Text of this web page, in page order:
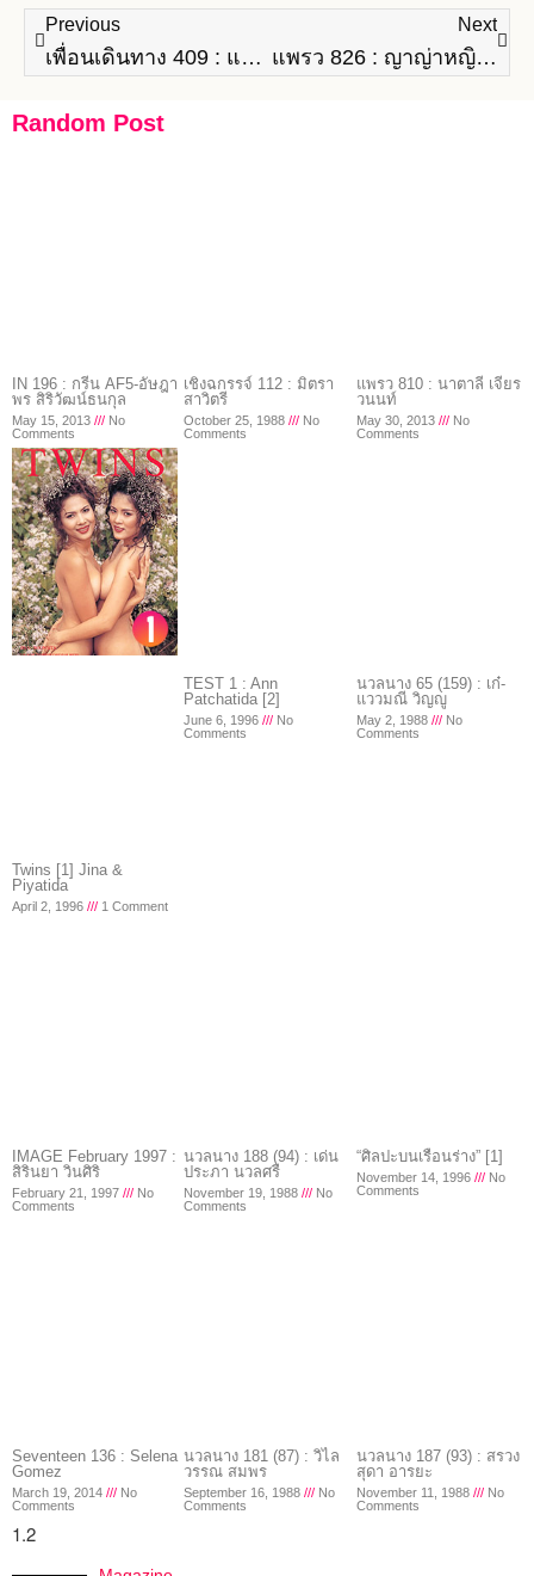
Previous
เพื่อนเดินทาง 409 : แพทริเซีย ธัญชนก กู๊ด
Next
แพรว 826 : ญาญ่าหญิง-รฐา โพธิ์งาม
Random Post
IN 196 : กรีน AF5-อัษฎา
พร สิริวัฒน์ธนกุล
May 15, 2013
No
Comments
เชิงฉกรรจ์ 112 : มิตรา
สาวิตรี
October 25, 1988
No
Comments
แพรว 810 : นาตาลี เจียร
วนนท์
May 30, 2013
No
Comments
Twins [1] Jina &
Piyatida
April 2, 1996 1 Comment
TEST 1 : Ann
Patchatida [2]
June 6, 1996
No
Comments
นวลนาง 65 (159) : เก๋-
แววมณี วิญญู
May 2, 1988
No
Comments
IMAGE February 1997 :
สิรินยา วินศิริ
February 21, 1997
No
Comments
นวลนาง 188 (94) : เด่น
ประภา นวลศรี
November 19, 1988
No
Comments
“ศิลปะบนเรือนร่าง” [1]
November 14, 1996
No
Comments
Seventeen 136 : Selena
Gomez
March 19, 2014
No
Comments
นวลนาง 181 (87) : วิไล
วรรณ สมพร
September 16, 1988
No
Comments
นวลนาง 187 (93) : สรวง
สุดา อารยะ
November 11, 1988
No
Comments